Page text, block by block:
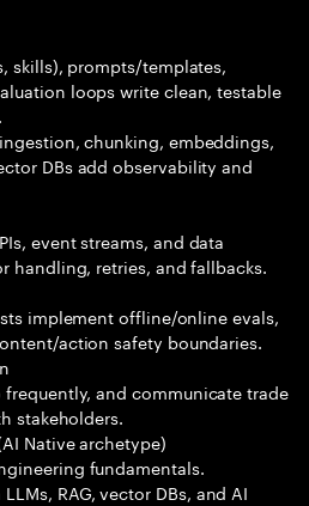
skills), prompts/templates,
loops write clean, testable
chunking, embeddings,
DBs add observability and
event streams, and data
handling, retries, and fallbacks.
implement offline/online evals,
action safety boundaries.
and communicate trade
stakeholders.
Native archetype)
fundamentals.
RAG, vector DBs, and AI